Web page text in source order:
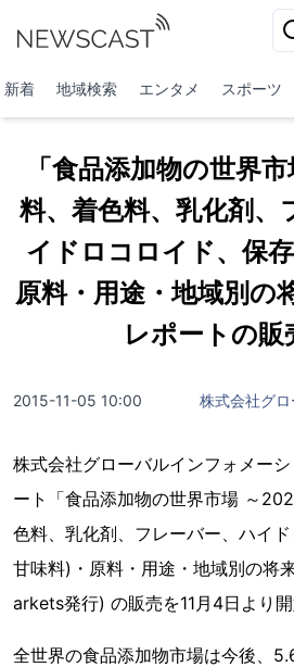
新着 地域検索 エンタメ スポーツ
「食品添加物の世界
料、着色料、乳化剤、
イドロコロイド、保
原料・用途・地域別の
レポートの販
2015-11-05 10:00 株式会社グ
株式会社グローバルインフォメー
ート「食品添加物の世界市場 ～
色料、乳化剤、フレーバー、ハイド
甘味料)・原料・用途・地域別の将
arkets発行) の販売を11月4日より開
全世界の食品添加物市場は今後、